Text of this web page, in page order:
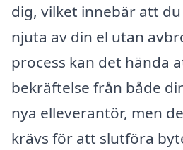
dig, vilket innebär att
njuta av din el utan
process kan det hända
bekräftelse från både
nya elleverantör, men
krävs för att slutföra